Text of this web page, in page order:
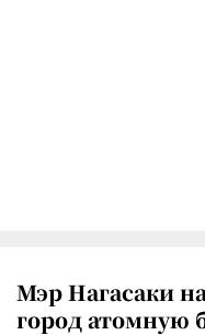
Мэр Нагасаки
город атомную